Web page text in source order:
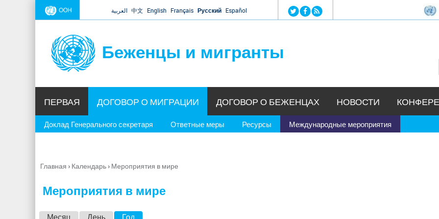
Jump to navigation
ООН العربية 中文 English Français Русский Español
Беженцы и мигранты
ПЕРВАЯ ДОГОВОР О МИГРАЦИИ
Доклад Генерального секретаря Ответные меры Ресурсы Международные мероприятия
ДОГОВОР О БЕЖЕНЦАХ НОВОСТИ
Вы
Главная › Календарь› Мероприятия в мире
Мероприятия в мире